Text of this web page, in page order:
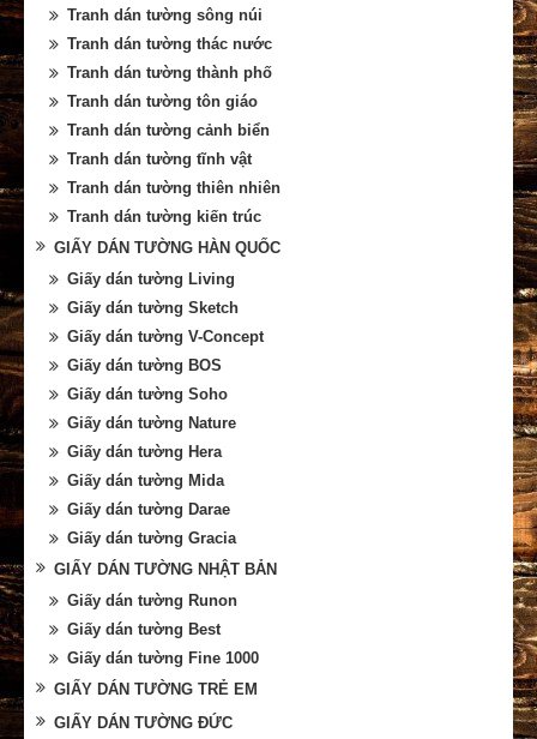
Tranh dán tường sông núi
Tranh dán tường thác nước
Tranh dán tường thành phố
Tranh dán tường tôn giáo
Tranh dán tường cảnh biển
Tranh dán tường tĩnh vật
Tranh dán tường thiên nhiên
Tranh dán tường kiến trúc
GIẤY DÁN TƯỜNG HÀN QUỐC
Giấy dán tường Living
Giấy dán tường Sketch
Giấy dán tường V-Concept
Giấy dán tường BOS
Giấy dán tường Soho
Giấy dán tường Nature
Giấy dán tường Hera
Giấy dán tường Mida
Giấy dán tường Darae
Giấy dán tường Gracia
GIẤY DÁN TƯỜNG NHẬT BẢN
Giấy dán tường Runon
Giấy dán tường Best
Giấy dán tường Fine 1000
GIẤY DÁN TƯỜNG TRẺ EM
GIẤY DÁN TƯỜNG ĐỨC